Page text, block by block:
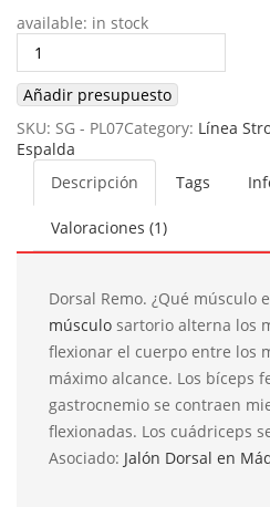
available: in stock
Añadir presupuesto
SKU: SG - PL07Category: Línea
Espalda
Descripción
Tags
Valoraciones (1)
Dorsal Remo. ¿Qué músculo
músculo sartorio alterna los
flexionar el cuerpo entre los
máximo alcance. Los bíceps
gastrocnemio se contraen
flexionadas. Los cuádriceps
Asociado: Jalón Dorsal en